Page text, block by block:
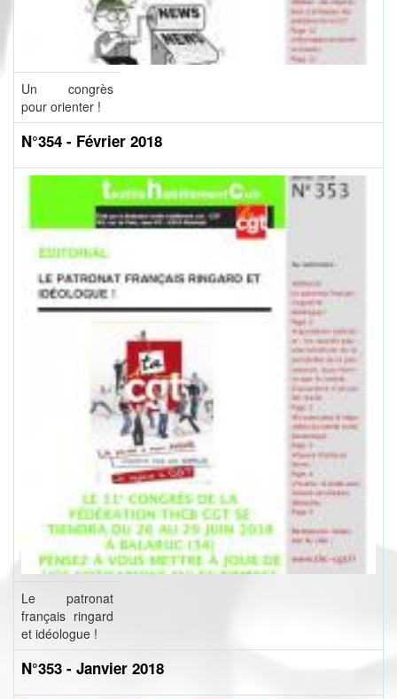
Un congrès
pour orienter !
N°354 - Février 2018
Le patronat
français ringard
et idéologue !
N°353 - Janvier 2018